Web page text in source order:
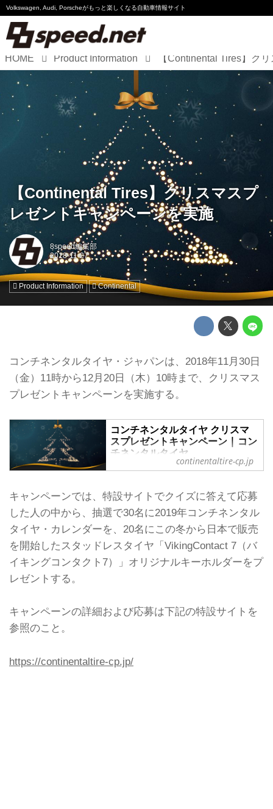
Volkswagen, Audi, Porscheがもっと楽しくなる自動車情報サイト
Volkswagen
Audi
Porsche
Motorsport
Essay
HOME Product Information
【Continental Tires】クリスマスプ
レゼントキャンペーンを実施
8speed編集部
Product Information Continental
コンチネンタルタイヤ・ジャパンは、2018年11月30日
（金）11時から12月20日（木）10時まで、クリスマス
プレゼントキャンペーンを実施する。
コンチネンタルタイヤ クリスマ
スプレゼントキャンペーン | コン
チネンタルタイヤ
コンチネンタルタイヤから皆さんへク
ィック・タイム・トラベル」をテーマ
に世界の幻想的な風景をあつめたカレ
ンダーと、VikingContact 7 オリジナ
ルキーホルダーを、クイズに正解した
方の中から抽選で計50名様にプレゼン
トいたします。
continentaltire-cp.jp
キャンペーンでは、特設サイトでクイズに答えて応募
した人の中から、抽選で30名に2019年コンチネンタル
タイヤ・カレンダーを、20名にこの冬から日本で販売
を開始したスタッドレスタイヤ「VikingContact 7（バ
イキングコンタクト7）」オリジナルキーホルダーをプ
レゼントする。
キャンペーンの詳細および応募は下記の特設サイトを
参照のこと。
https://continentaltire-cp.jp/